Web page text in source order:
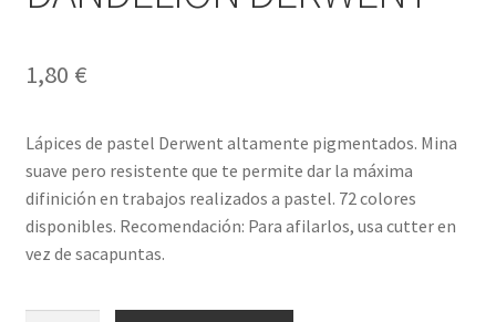
1,80 €
Lápices de pastel Derwent altamente pigmentados. Mina
suave pero resistente que te permite dar la máxima
difinición en trabajos realizados a pastel. 72 colores
disponibles. Recomendación: Para afilarlos, usa cutter en
vez de sacapuntas.